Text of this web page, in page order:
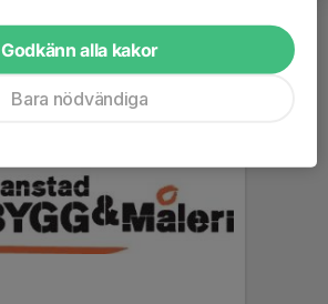
Godkänn alla kakor
Bara nödvändiga